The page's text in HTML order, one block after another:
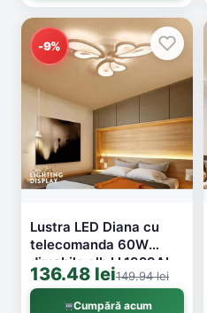
-9%
Lustra LED Diana cu
telecomanda 60W
dimabila alb LL1929AL
136.48 lei149.94 lei
Cumpără acum